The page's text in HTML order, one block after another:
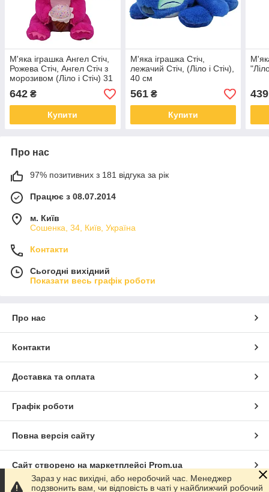
М'яка іграшка Ангел Стіч,
Рожева Стіч, Ангел Стіч з
морозивом (Ліло і Стіч) 31
см
642 ₴
Купити
М'яка іграшка Стіч,
лежачий Стіч, (Ліло і Стіч),
40 см
561₴
Купити
439
Про нас
97% позитивних з 181 відгука за рік
Працює з 08.07.2014
м. Київ
Сошенка, 34, Київ, Україна
Контакти
Сьогодні вихідний
Показати весь графік роботи
Про нас
Контакти
Доставка та оплата
Графік роботи
Повна версія сайту
Сайт створено на маркетплейсі Prom.ua
Зараз у нас вихідні, або неробочий час. Менеджер
подзвонить вам, чи відповість в чаті у найближчий робочий